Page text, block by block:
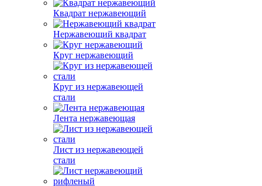
Квадрат нержавеющий
Нержавеющий квадрат
Круг нержавеющий
Круг из нержавеющей
стали
Лента нержавеющая
Лист из нержавеющей
стали